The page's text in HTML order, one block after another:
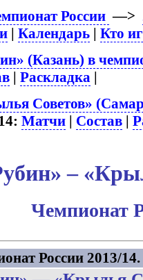
России —>
|Календарь |Кто
(Казань) в
|Раскладка |
Советов»
Матчи | Состав |
–
Чемпионат
России 2013/